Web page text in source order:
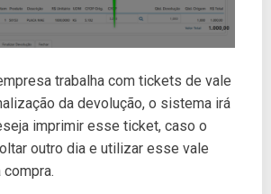
trabalha com tickets de vale
da devolução, o sistema irá
imprimir esse ticket, caso o
outro dia e utilizar esse vale
compra.